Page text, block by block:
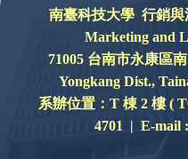
南臺科技大學 行銷
Marketing and
71005 台南市永康區
Yongkang Dist.,
系辦位置： T 棟 2 樓 (
4701 | E-mail